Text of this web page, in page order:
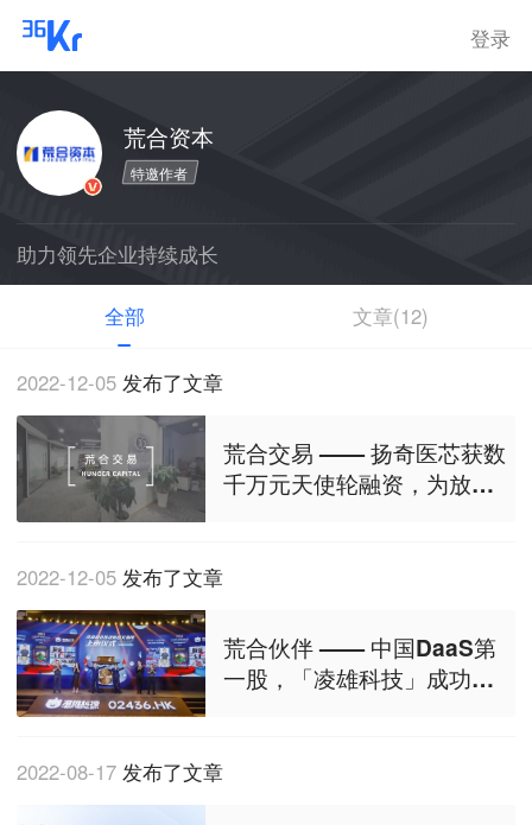
登录
荒合资本
特邀作者
助力领先企业持续成长
全部 文章(12)
2022-12-05 发布了文章
荒合交易 —— 扬奇医芯获数
千万元天使轮融资，为放疗
2022-12-05 发布了文章
荒合伙伴 —— 中国DaaS第
一股，「凌雄科技」成功港
2022-08-17 发布了文章